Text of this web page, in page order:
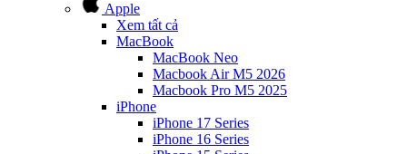
Apple
Xem tất cả
MacBook
MacBook Neo
Macbook Air M5 2026
Macbook Pro M5 2025
iPhone
iPhone 17 Series
iPhone 16 Series